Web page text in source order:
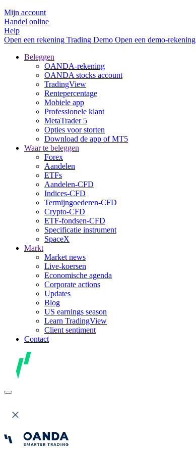
Mijn account
Handel online
Help
Open een rekening Trading Demo Open een demo-rekening
Beleggen
OANDA-rekening
OANDA stocks account
TradingView
Rentepercentage
Mobiele app
Professionele klant
MetaTrader 5
Opties voor storten
Download de app of MT5
Waar te beleggen
Forex
Aandelen
ETFs
Aandelen-CFD
Indices-CFD
Termijngoederen-CFD
Crypto-CFD
ETF-fondsen-CFD
Specificatie instrument
SpaceX
Markt
Market news
Live-koersen
Economische agenda
Corporate actions
Updates
Blog
US earnings season
Learn TradingView
Client sentiment
Contact